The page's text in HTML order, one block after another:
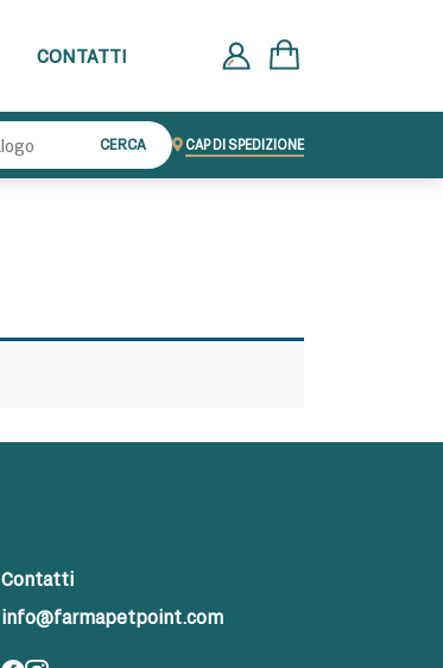
CONTATTI
CERCA CAP DI SPEDIZIONE
Contatti
info@farmapetpoint.com